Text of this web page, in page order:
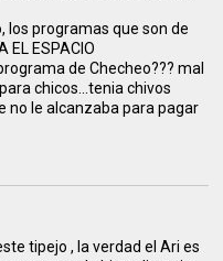
los programas que son de
EL ESPACIO
de Checheo??? mal
chicos...tenia chivos
no le alcanzaba para pagar
tipejo , la verdad el Ari es